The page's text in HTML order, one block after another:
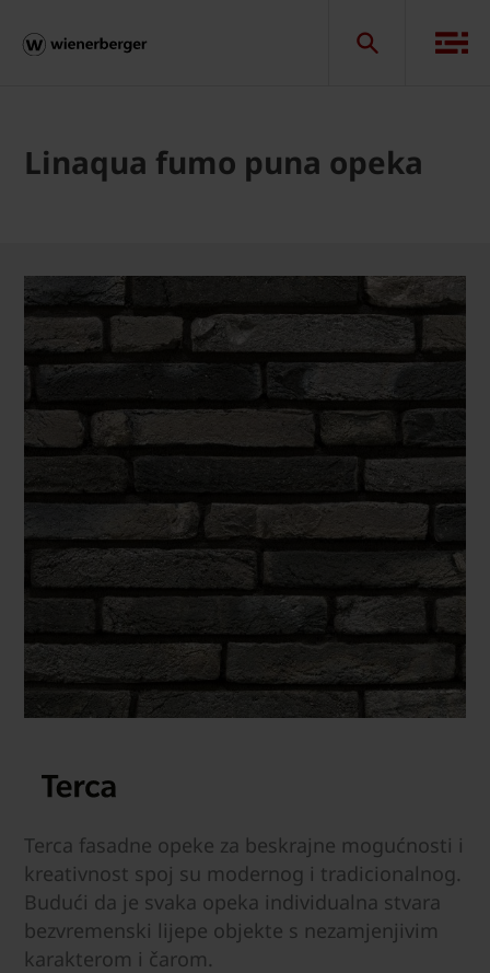
Linaqua fumo puna opeka
Terca fasadne opeke za beskrajne mogućnosti i
kreativnost spoj su modernog i tradicionalnog.
Budući da je svaka opeka individualna stvara
bezvremenski lijepe objekte s nezamjenjivim
karakterom i čarom.